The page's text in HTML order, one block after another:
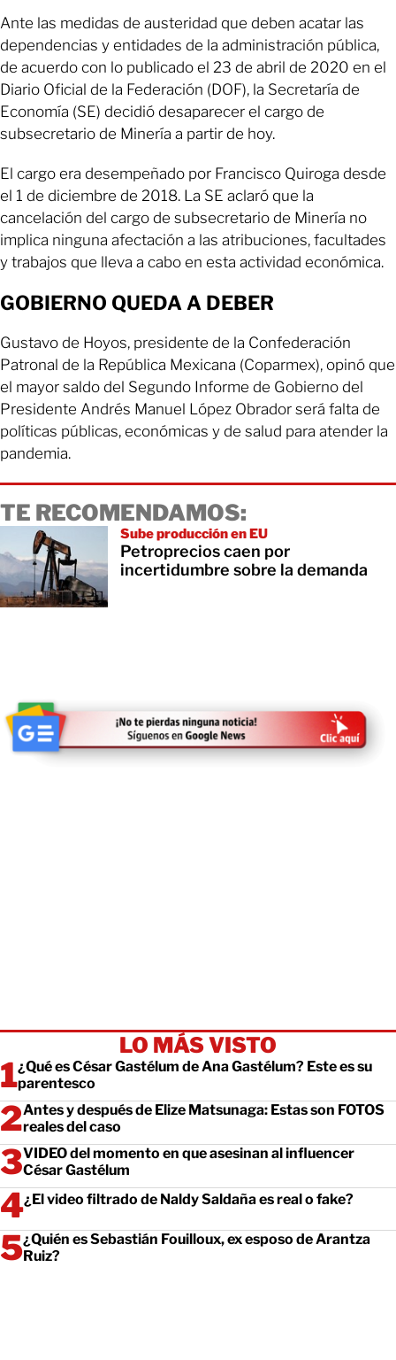
Ante las medidas de austeridad que deben acatar las
dependencias y entidades de la administración pública,
de acuerdo con lo publicado el 23 de abril de 2020 en el
Diario Oficial de la Federación (DOF), la Secretaría de
Economía (SE) decidió desaparecer el cargo de
subsecretario de Minería a partir de hoy.
El cargo era desempeñado por Francisco Quiroga desde
el 1 de diciembre de 2018. La SE aclaró que la
cancelación del cargo de subsecretario de Minería no
implica ninguna afectación a las atribuciones, facultades
y trabajos que lleva a cabo en esta actividad económica.
GOBIERNO QUEDA A DEBER
Gustavo de Hoyos, presidente de la Confederación
Patronal de la República Mexicana (Coparmex), opinó que
el mayor saldo del Segundo Informe de Gobierno del
Presidente Andrés Manuel López Obrador será falta de
políticas públicas, económicas y de salud para atender la
pandemia.
TE RECOMENDAMOS:
Sube producción en EU
Petroprecios caen por
incertidumbre sobre la demanda
LO MÁS VISTO
¿Qué es César Gastélum de Ana Gastélum? Este es su
parentesco
Antes y después de Elize Matsunaga: Estas son FOTOS
reales del caso
VIDEO del momento en que asesinan al influencer
César Gastélum
¿El video filtrado de Naldy Saldaña es real o fake?
¿Quién es Sebastián Fouilloux, ex esposo de Arantza
Ruiz?